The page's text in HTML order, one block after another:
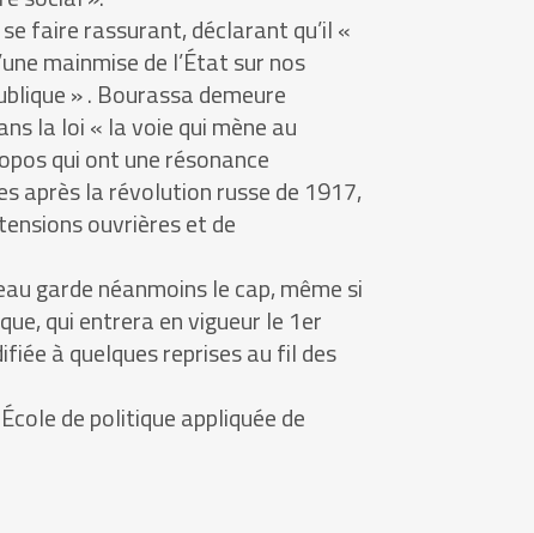
faire rassurant, déclarant qu’il «
mainmise de l’État sur nos
» . Bourassa demeure
la loi « la voie qui mène au
qui ont une résonance
après la révolution russe de 1917,
ouvrières et de
garde néanmoins le cap, même si
qui entrera en vigueur le 1er
à quelques reprises au fil des
de politique appliquée de